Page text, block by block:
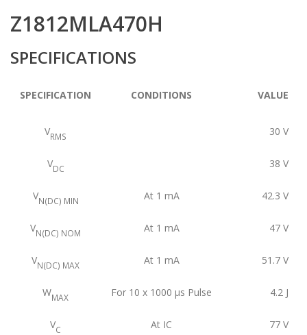
Z1812MLA470H
SPECIFICATIONS
SPECIFICATION CONDITIONS VALUE
VRMS 30 V
VDC 38 V
VN(DC) MIN At 1 mA 42.3 V
VN(DC) NOM At 1 mA 47 V
VN(DC) MAX At 1 mA 51.7 V
WMAX For 10 x 1000 μs Pulse 4.2 J
VC At IC 77 V